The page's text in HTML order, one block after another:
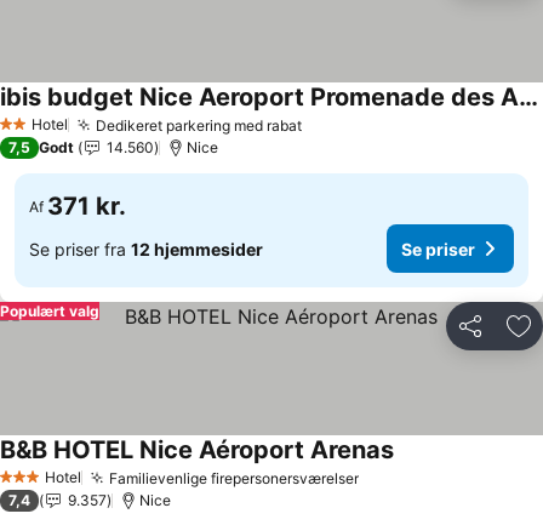
2 Stjerner
Hotel Dedikeret parkering med rabat
ibis budget Nice Aeroport Promenade des Anglais
7,5 Godt 14.560 Nice
Af 371 kr.
Se priser fra 12 hjemmesider Se priser
Del
Populært valg
3 StjernerHotel Familievenlige firepersonersværelser
B&B HOTEL Nice Aéroport Arenas
7,4 9.357 Nice